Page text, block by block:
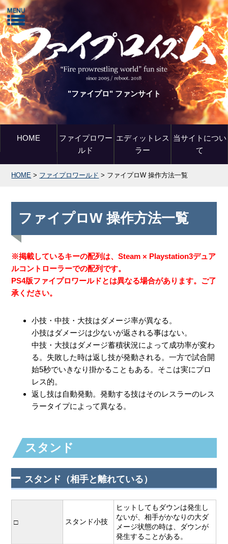
"ファイプロ" ファンサイト
HOME
ファイプロワー
ルド
エディットレス
ラー
当サイトについ
て
HOME > ファイプロワールド > ファイプロW 操作方法一覧
ファイプロW 操作方法一覧
※掲載しているキーの配列は、Steam × Playstation3デュア
ルコントローラーでの配列です。
PS4版ファイプロワールドとは異なる場合があります。ご了
承ください。
小技・中技・大技はダメージ率が異なる。
小技はダメージは少ないが返される事はない。
中技・大技はダメージ蓄積状況によって成功率が変わ
る。失敗した時は返し技が発動される。一方で試合開
始5秒でいきなり掛かることもある。そこは実にプロ
レス的。
返し技は自動発動。発動する技はそのレスラーのレス
ラータイプによって異なる。
スタンド
スタンド（相手と離れている）
□ スタンド小技
ヒットしてもダウンは発生し
ないが、相手がかなりの大ダ
メージ状態の時は、ダウンが
発生することがある。